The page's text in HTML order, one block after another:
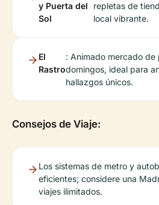
y Puerta del
Sol
repletas de
local vibrante.
El
Rastro
: Animado mercado de
domingos, ideal para
hallazgos únicos.
Consejos de Viaje:
Los sistemas de metro y
eficientes; considere una
viajes ilimitados.